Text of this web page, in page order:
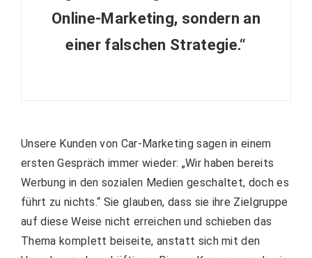
Online-Marketing, sondern an
einer falschen Strategie.“
Unsere Kunden von Car-Marketing sagen in einem
ersten Gespräch immer wieder: „Wir haben bereits
Werbung in den sozialen Medien geschaltet, doch es
führt zu nichts.“ Sie glauben, dass sie ihre Zielgruppe
auf diese Weise nicht erreichen und schieben das
Thema komplett beiseite, anstatt sich mit den